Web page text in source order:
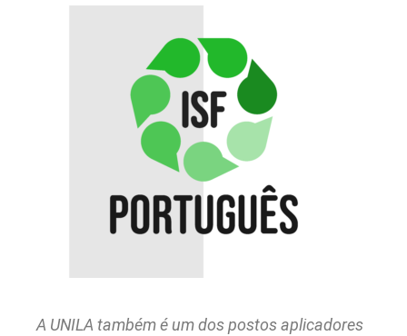
A UNILA também é um dos postos aplicadores